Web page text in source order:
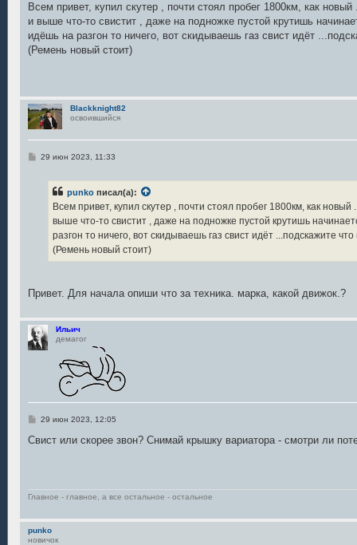
о
щ
е
н
и
Всем привет, купил скутер , почти стоял пробег 1800км, как
и выше что-то свистит , даже на подножке пустой крутишь
идёшь на разгон то ничего, вот скидываешь газ свист идёт
(Ремень новый стоит)
Blackknight82
освоившийся
С29 июн 2023, 11:33
punko писал(а):
Всем привет, купил скутер , почти стоял пробег 1800км, как
выше что-то свистит , даже на подножке пустой крутишь
разгон то ничего, вот скидываешь газ свист идёт ...подскажите
(Ремень новый стоит)
Привет. Для начала опиши что за техника. марка, какой движок.?
Ильич
демагог
С
о
е
29 июн 2023, 12:05
Свист или скорее звон? Снимай крышку вариатора - смотри ли
Главное - главное, а все остальное - остальное
punko
новичок